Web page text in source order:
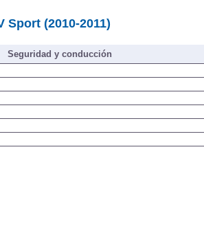
Sport (2010-2011)
Seguridad y conducción